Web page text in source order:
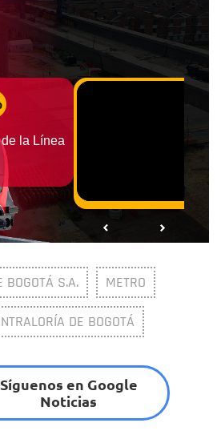
BOGOTÁ S.A. METRO
DE BOGOTÁ
Síguenos en Google
Noticias